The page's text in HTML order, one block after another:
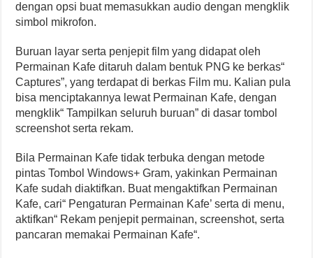
dengan opsi buat memasukkan audio dengan mengklik
simbol mikrofon.
Buruan layar serta penjepit film yang didapat oleh
Permainan Kafe ditaruh dalam bentuk PNG ke berkas“
Captures”, yang terdapat di berkas Film mu. Kalian pula
bisa menciptakannya lewat Permainan Kafe, dengan
mengklik“ Tampilkan seluruh buruan” di dasar tombol
screenshot serta rekam.
Bila Permainan Kafe tidak terbuka dengan metode
pintas Tombol Windows+ Gram, yakinkan Permainan
Kafe sudah diaktifkan. Buat mengaktifkan Permainan
Kafe, cari“ Pengaturan Permainan Kafe’ serta di menu,
aktifkan“ Rekam penjepit permainan, screenshot, serta
pancaran memakai Permainan Kafe“.